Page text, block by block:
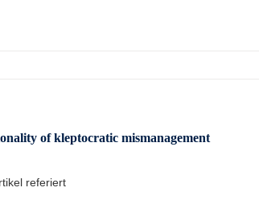
of kleptocratic mismanagement
referiert